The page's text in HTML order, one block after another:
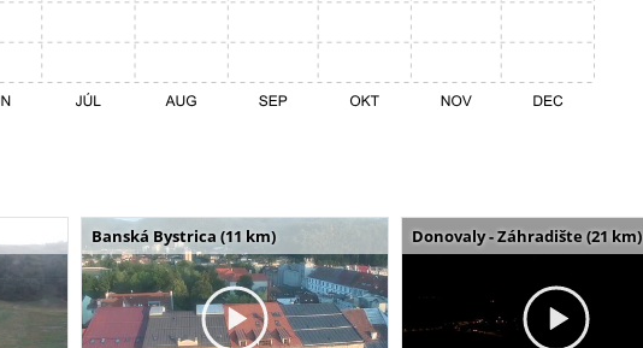
Banská Bystrica (11 km) Donovaly - Záhradište (21 km)